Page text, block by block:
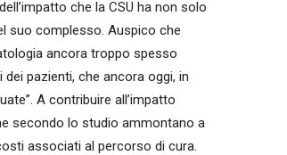
che la CSU ha non solo
suo complesso. Auspico che
ancora troppo spesso
pazienti, che ancora oggi, in
A contribuire all’impatto
secondo lo studio ammontano a
associati al percorso di cura.